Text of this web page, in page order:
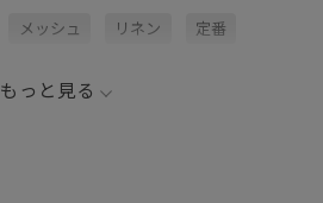
メッシュ リネン 定番
もっと見る